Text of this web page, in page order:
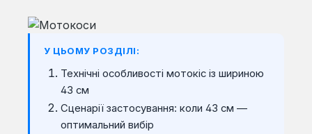
У ЦЬОМУ РОЗДІЛІ:
Технічні особливості мотокіс із шириною
43 см
Сценарії застосування: коли 43 см —
оптимальний вибір